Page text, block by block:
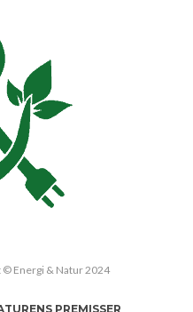
Energi & Natur 2024
PREMISSER